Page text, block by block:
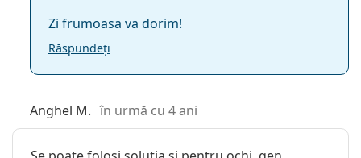
Zi frumoasa va dorim!
Răspundeți
Anghel M. în urmă cu 4 ani